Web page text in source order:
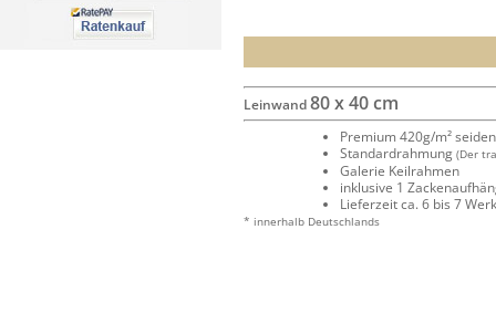
Leinwand80 x 40 cm
Premium 420g/m²
Standardrahmung (Der
Galerie Keilrahmen
inklusive 1
Lieferzeit ca. 6 bis 7
* innerhalb Deutschlands